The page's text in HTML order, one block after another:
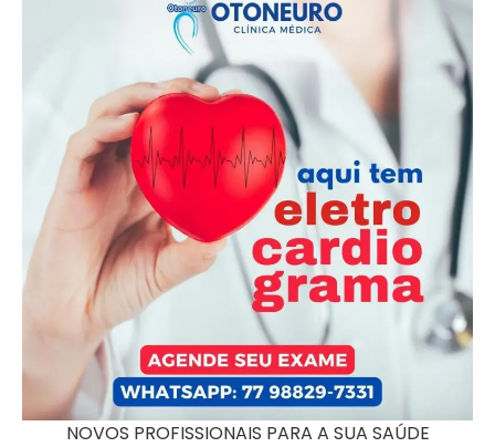
NOVOS PROFISSIONAIS PARA A SUA SAÚDE